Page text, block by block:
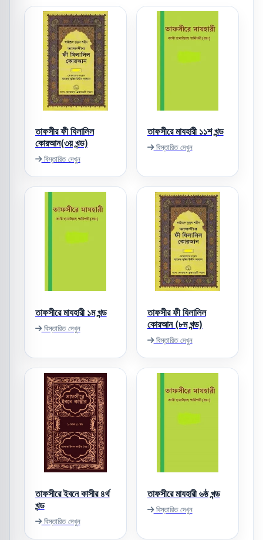
তাফসীর ফী যিলালিল
কোরআন(৩য় খন্ড)
বিস্তারিত দেখুন
তাফসীরে মাযহারী ১১শ খন্ড
বিস্তারিত দেখুন
তাফসীরে মাযহারী ১ম খন্ড
বিস্তারিত দেখুন
তাফসীর ফী যিলালিল
কোরআন (৮ম খন্ড)
বিস্তারিত দেখুন
তাফসীরে ইবনে কাসীর ৪র্থ
খন্ড
বিস্তারিত দেখুন
তাফসীরে মাযহারী ৬ষ্ঠ খন্ড
বিস্তারিত দেখুন